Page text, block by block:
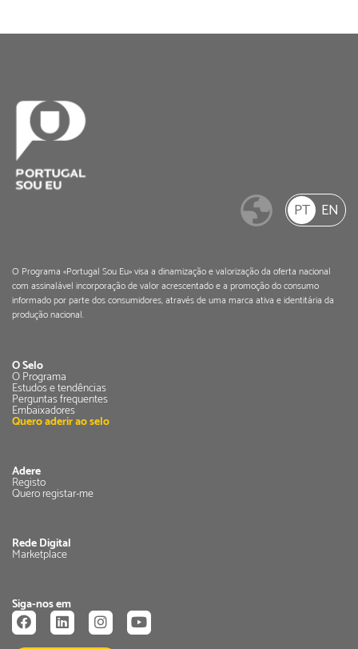
PT EN
O Programa «Portugal Sou Eu» visa a dinamização e valorização da oferta nacional
com assinalável incorporação de valor acrescentado e a promoção do consumo
informado por parte dos consumidores, através de uma marca ativa e identitária da
produção nacional.
O Selo
O Programa
Estudos e tendências
Perguntas frequentes
Embaixadores
Quero aderir ao selo
Adere
Registo
Quero registar-me
Rede Digital
Marketplace
Siga-nos em